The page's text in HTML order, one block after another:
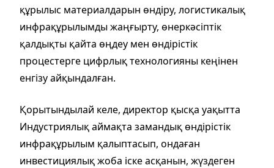
құрылыс материалдарын өндіру, логистикалық
инфрақұрылымды жаңғырту, өнеркәсіптік
қалдықты қайта өңдеу мен өндірістік
процестерге цифрлық технологияны кеңінен
енгізу айқындалған.
Қорытындылай келе, директор қысқа уақытта
Индустриялық аймақта замандық өндірістік
инфрақұрылым қалыптасып, ондаған
инвестициялық жоба іске асқанын, жүздеген